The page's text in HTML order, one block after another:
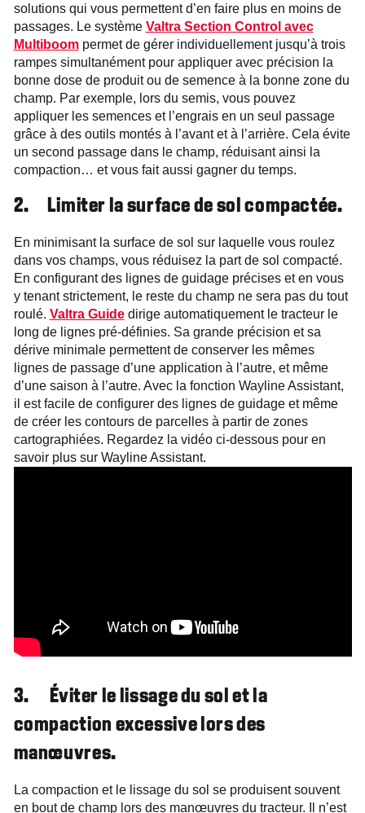
solutions qui vous permettent d’en faire plus en moins de
passages. Le système Valtra Section Control avec
Multiboompermet de gérer individuellement jusqu’à trois
rampes simultanément pour appliquer avec précision la
bonne dose de produit ou de semence à la bonne zone du
champ. Par exemple, lors du semis, vous pouvez
appliquer les semences et l’engrais en un seul passage
grâce à des outils montés à l’avant et à l’arrière. Cela évite
un second passage dans le champ, réduisant ainsi la
compaction… et vous fait aussi gagner du temps.
2. Limiter la surface de sol compactée.
En minimisant la surface de sol sur laquelle vous roulez
dans vos champs, vous réduisez la part de sol compacté.
En configurant des lignes de guidage précises et en vous
y tenant strictement, le reste du champ ne sera pas du tout
roulé. Valtra Guidedirige automatiquement le tracteur le
long de lignes pré-définies. Sa grande précision et sa
dérive minimale permettent de conserver les mêmes
lignes de passage d’une application à l’autre, et même
d’une saison à l’autre. Avec la fonction Wayline Assistant,
il est facile de configurer des lignes de guidage et même
de créer les contours de parcelles à partir de zones
cartographiées. Regardez la vidéo ci-dessous pour en
savoir plus sur Wayline Assistant.
3. Éviter le lissage du sol et la
compaction excessive lors des
manœuvres.
La compaction et le lissage du sol se produisent souvent
en bout de champ lors des manœuvres du tracteur. Il n’est